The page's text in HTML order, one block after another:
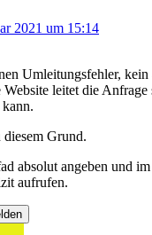
2021 um 15:14
Umleitungsfehler,
leitet die Anfrage
diesem Grund.
absolut angeben und
aufrufen.